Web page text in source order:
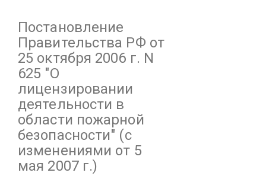
Постановление
Правительства РФ от
25 октября 2006 г. N
625 "О
лицензировании
деятельности в
области пожарной
безопасности" (с
изменениями от 5
мая 2007 г.)